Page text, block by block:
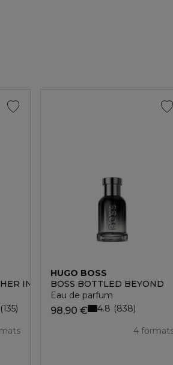
INTENSE
135
HUGO BOSS
BOSS BOTTLED BEYOND
Eau de parfum
98,90 €
4
4.8 838